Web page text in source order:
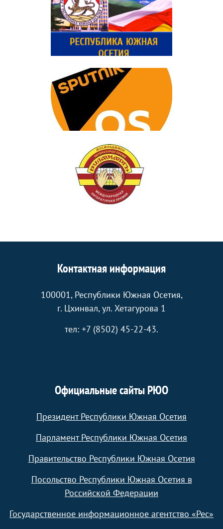
Контактная информация
100001, Республики Южная Осетия,
г. Цхинвал, ул. Хетагурова 1
тел: +7 (8502) 45-22-43.
Официальные сайты РЮО
Президент Республики Южная Осетия
Парламент Республики Южная Осетия
Правительство Республики Южная Осетия
Посольство Республики Южная Осетия в
Российской Федерации
Государственное информационное агентство «Рес»